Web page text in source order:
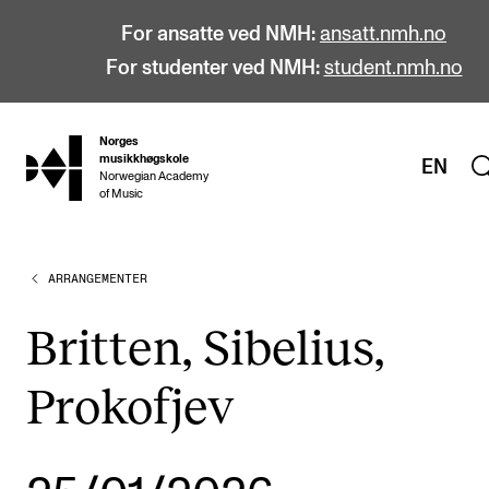
For ansatte ved NMH: ansatt.nmh.no
For studenter ved NMH: student.nmh.no
hjem
Norges
musikkhøgskole
Norwegian Academy
of Music
EN
STUDIER
Bachelor
Master
Årsstudium og videreutdanning
ARRANGEMENTER
Britten, Sibelius,
Prokofjev